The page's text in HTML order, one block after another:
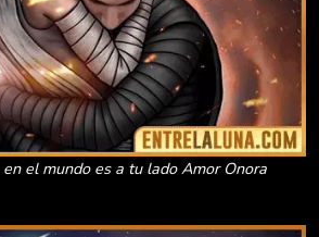
el mundo es a tu lado Amor Onora